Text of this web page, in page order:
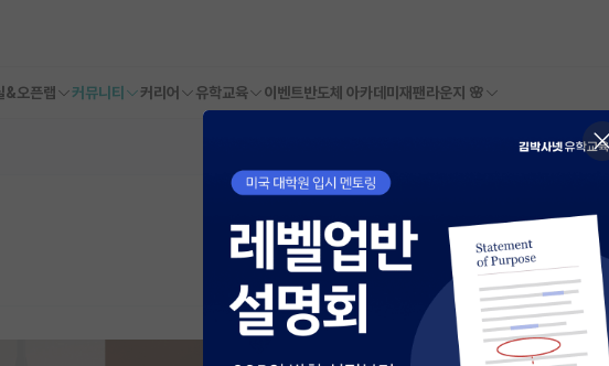
&오픈랩 커뮤니티 커리어 유학교육 이벤트반도체 아카데미 재팬라운지 🌸
스크랩